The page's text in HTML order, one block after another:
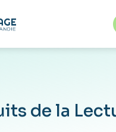
de la